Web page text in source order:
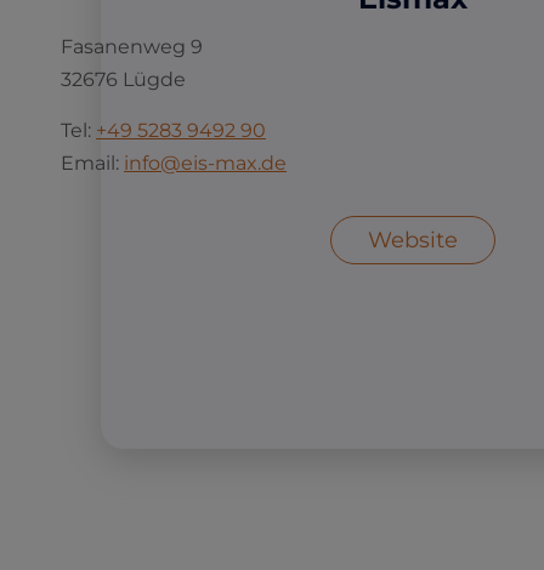
Fasanenweg 9
32676 Lügde
Tel: +49 5283 9492 90
Email: info@eis-max.de
Website